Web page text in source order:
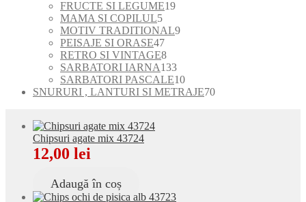
de
FRUCTE SI LEGUME1919
MAMA SI COPILUL55
produse
MOTIV TRADITIONAL99
PEISAJE SI ORASE4747
de
produse
RETRO SI VINTAGE88
produse
SARBATORI IARNA133133
de
produse
SARBATORI PASCALE1010
produse
SNURURI , LANTURI SI METRAJE7070
Chipsuri agate mix 43724
12,00 lei
Adaugă în coș